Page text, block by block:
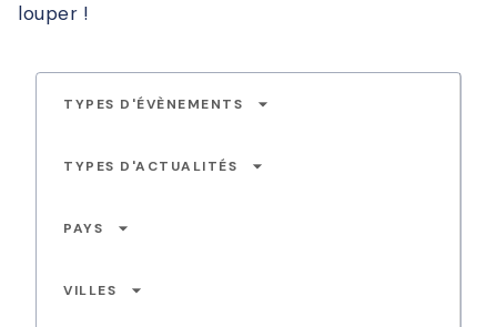
louper !
TYPES D'ÉVÈNEMENTS arrow_drop_down
TYPES D'ACTUALITÉS arrow_drop_down
PAYS arrow_drop_down
VILLES arrow_drop_down